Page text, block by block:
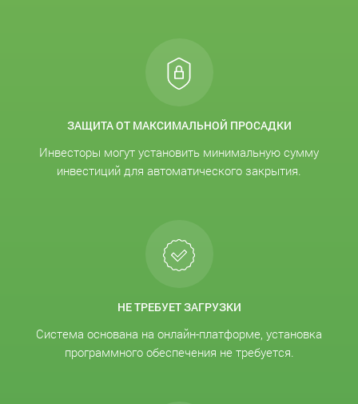
ЗАЩИТА ОТ МАКСИМАЛЬНОЙ ПРОСАДКИ
Инвесторы могут установить минимальную сумму
инвестиций для автоматического закрытия.
НЕ ТРЕБУЕТ ЗАГРУЗКИ
Система основана на онлайн-платформе, установка
программного обеспечения не требуется.